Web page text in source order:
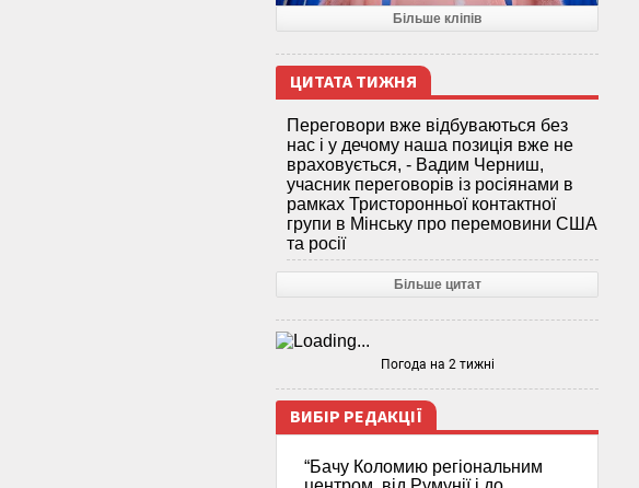
Більше кліпів
ЦИТАТА ТИЖНЯ
Переговори вже відбуваються без
нас і у дечому наша позиція вже не
враховується, - Вадим Черниш,
учасник переговорів із росіянами в
рамках Тристоронньої контактної
групи в Мінську про перемовини США
та росії
Більше цитат
Погода на 2 тижні
ВИБІР РЕДАКЦІЇ
“Бачу Коломию регіональним